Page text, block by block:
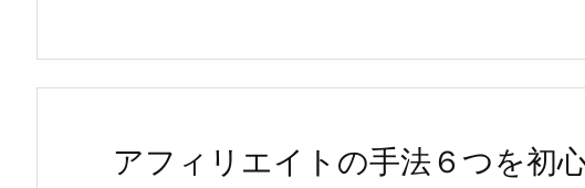
アフィリエイトの手法６つを初